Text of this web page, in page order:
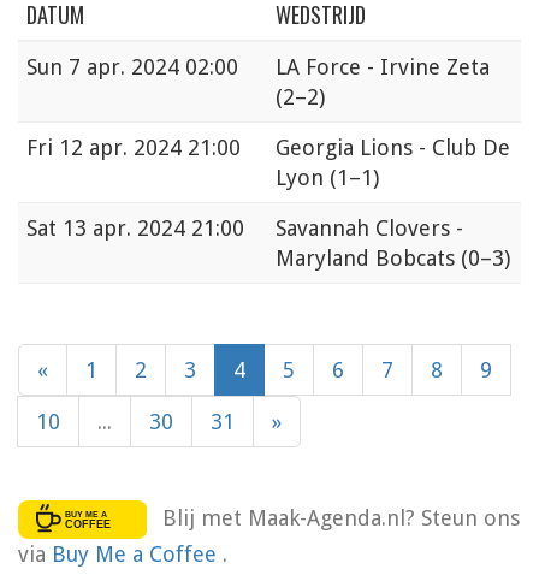
DATUM WEDSTRIJD
Sun 7 apr. 2024 02:00
LA Force - Irvine Zeta
(2–2)
Fri 12 apr. 2024 21:00
Georgia Lions - Club De
Lyon (1–1)
Sat 13 apr. 2024 21:00
Savannah Clovers -
Maryland Bobcats (0–3)
« 1 2 3 4 5 6 7 8 9
10 ... 30 31 »
Blij met Maak-Agenda.nl? Steun ons
via Buy Me a Coffee .